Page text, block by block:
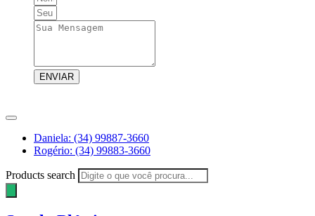
ENVIAR
Daniela: (34) 99887-3660
Rogério: (34) 99883-3660
Products search